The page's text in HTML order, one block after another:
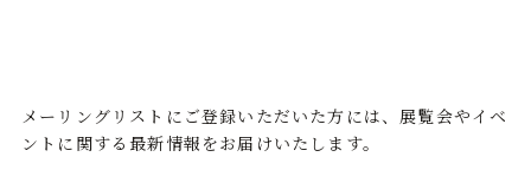
メーリングリストにご登録いただいた方には、展覧会やイベ
ントに関する最新情報をお届けいたします。